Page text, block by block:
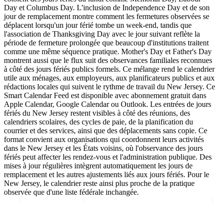
Day et Columbus Day. L'inclusion de Independence Day et de son
jour de remplacement montre comment les fermetures observées se
déplacent lorsqu'un jour férié tombe un week-end, tandis que
l'association de Thanksgiving Day avec le jour suivant reflète la
période de fermeture prolongée que beaucoup d'institutions traitent
comme une même séquence pratique. Mother's Day et Father's Day
montrent aussi que le flux suit des observances familiales reconnues
à côté des jours fériés publics formels. Ce mélange rend le calendrier
utile aux ménages, aux employeurs, aux planificateurs publics et aux
rédactions locales qui suivent le rythme de travail du New Jersey. Ce
Smart Calendar Feed est disponible avec abonnement gratuit dans
Apple Calendar, Google Calendar ou Outlook. Les entrées de jours
fériés du New Jersey restent visibles à côté des réunions, des
calendriers scolaires, des cycles de paie, de la planification du
courrier et des services, ainsi que des déplacements sans copie. Ce
format convient aux organisations qui coordonnent leurs activités
dans le New Jersey et les États voisins, où l'observance des jours
fériés peut affecter les rendez-vous et l'administration publique. Des
mises à jour régulières intègrent automatiquement les jours de
remplacement et les autres ajustements liés aux jours fériés. Pour le
New Jersey, le calendrier reste ainsi plus proche de la pratique
observée que d'une liste fédérale inchangée.